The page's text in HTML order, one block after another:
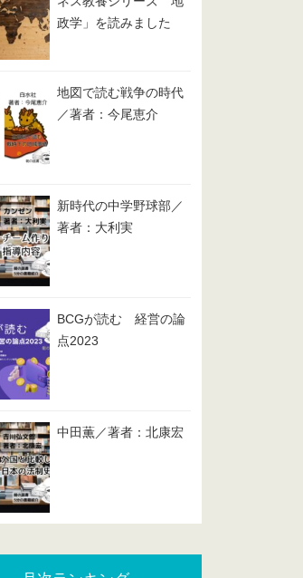
政学」を読みました
地図で読む戦争の時代
／著者：今尾恵介
新時代の中学野球部／
著者：大利実
BCGが読む 経営の論
点2023
中田薫／著者：北康宏